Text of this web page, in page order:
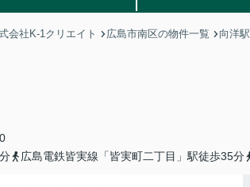
会社K-1クリエイト 広島市南区の物件一覧 向洋駅
広島電鉄皆実線「皆実町二丁目」駅徒歩35分